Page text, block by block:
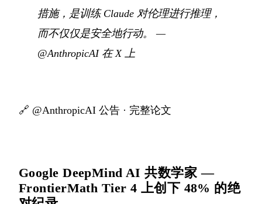
措施，是训练 Claude 对伦理进行推理，
而不仅仅是安全地行动。
—
@AnthropicAI 在 X 上
🔗 @AnthropicAI 公告 · 完整论文
Google DeepMind AI 共数学家 —
FrontierMath Tier 4 上创下 48% 的绝